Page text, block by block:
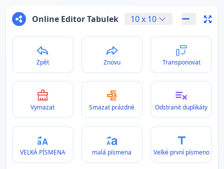
Online Editor Tabulek 10x 10
Zpět Znovu Transponovat
Vymazat Smazat prázdné Odstranit duplikáty
VELKÁ PÍSMENA malá písmena Velké první písmeno